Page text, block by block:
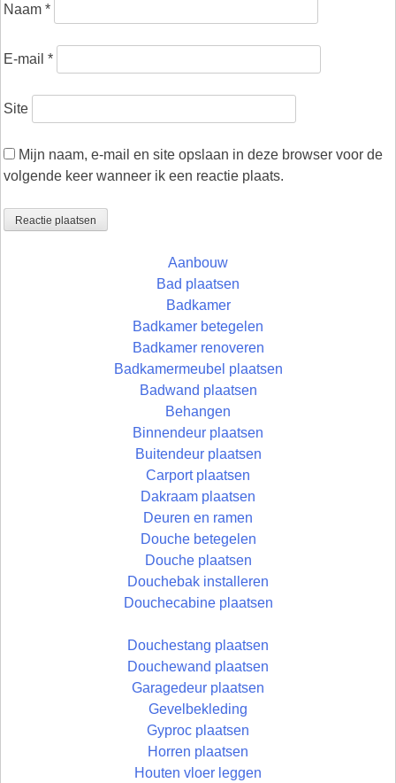
Naam *
E-mail *
Site
Mijn naam, e-mail en site opslaan in deze browser voor de
volgende keer wanneer ik een reactie plaats.
Aanbouw
Bad plaatsen
Badkamer
Badkamer betegelen
Badkamer renoveren
Badkamermeubel plaatsen
Badwand plaatsen
Behangen
Binnendeur plaatsen
Buitendeur plaatsen
Carport plaatsen
Dakraam plaatsen
Deuren en ramen
Douche betegelen
Douche plaatsen
Douchebak installeren
Douchecabine plaatsen
Douchestang plaatsen
Douchewand plaatsen
Garagedeur plaatsen
Gevelbekleding
Gyproc plaatsen
Horren plaatsen
Houten vloer leggen